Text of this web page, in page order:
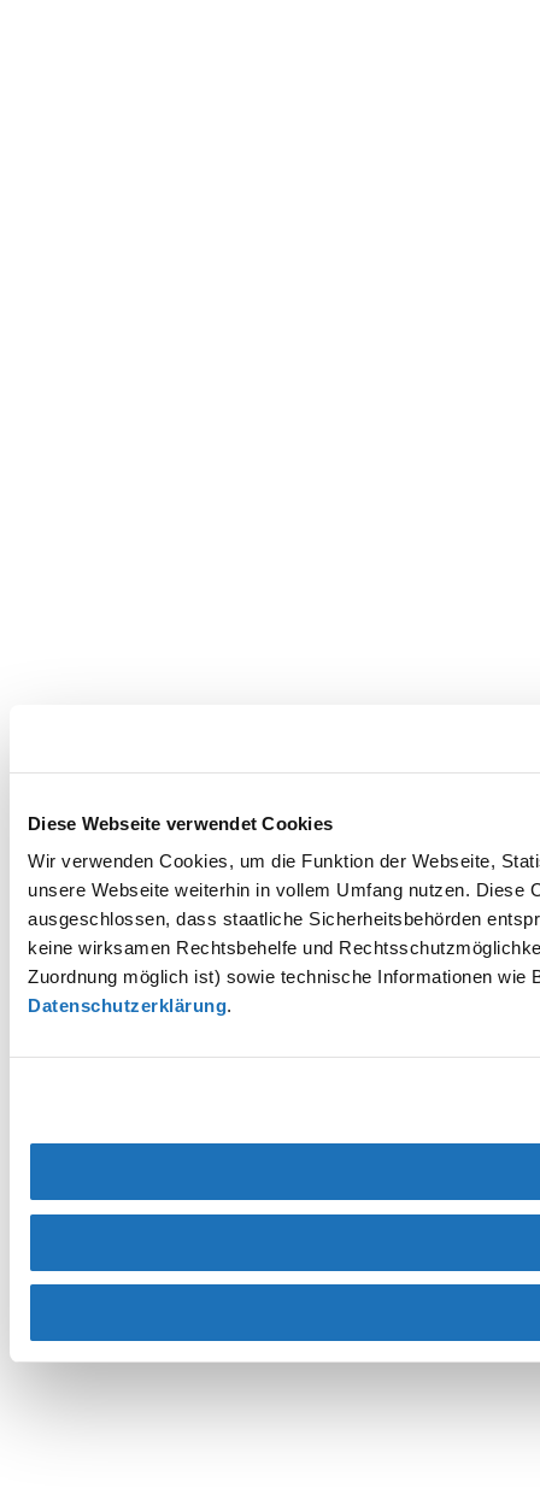
Diese Webseite verwendet Cookies
Wir verwenden Cookies, um die Funktion der Webseite,
unsere Webseite weiterhin in vollem Umfang nutzen.
ausgeschlossen, dass staatliche Sicherheitsbehörden
keine wirksamen Rechtsbehelfe und
Zuordnung möglich ist) sowie technische Informationen
Datenschutzerklärung.